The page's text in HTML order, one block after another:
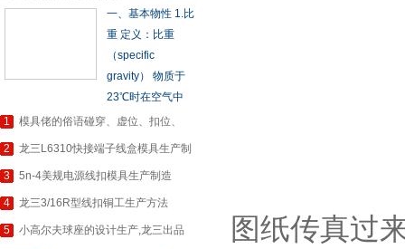
一、基本物性 1.比
重 定义：比重
（specific
gravity） 物质于
23℃时在空气中
1
模具佬的俗语碰穿、虚位、扣位、
2 龙三L6310快接端子线盒模具生产制
造
3 5n-4美规电源线扣模具生产制造
4 龙三3/16R型线扣铜工生产方法
5 小高尔夫球座的设计生产,龙三出品
图纸传真过